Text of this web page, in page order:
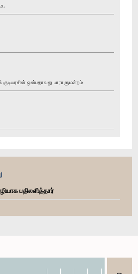
ஒன்பதாவது பாராளுமன்றம்
பதிலளித்தார்